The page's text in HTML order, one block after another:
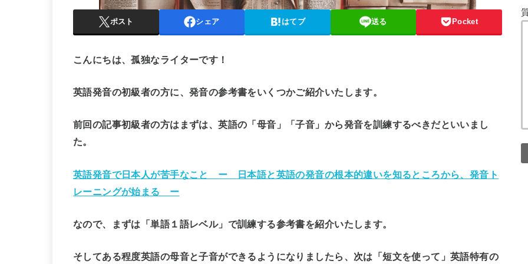
ポスト シェア はてブ 送る Pocket
こんにちは、孤独なライターです！
英語発音の初級者の方に、発音の参考書をいくつかご紹介いたします。
前回の記事初級者の方はまずは、英語の「母音」「子音」から発音を訓練するべきだといいまし
た。
英語発音で日本人が苦手なこと ー 日本語と英語の発音の根本的違いを知るところから、発音ト
レーニングが始まる ー
なので、 まずは「単語１語レベル」で訓練する参考書を紹介いたします。
そしてある程度英語の母音と子音ができるようになりましたら、 次は「短文を使って」英語特有の